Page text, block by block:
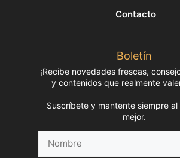
Contacto
Boletín
¡Recibe novedades frescas,
y contenidos que realmente
Suscríbete y mantente siempre
mejor.